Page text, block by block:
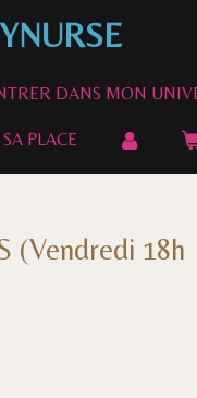
DANS MON
PLACE
(Vendredi